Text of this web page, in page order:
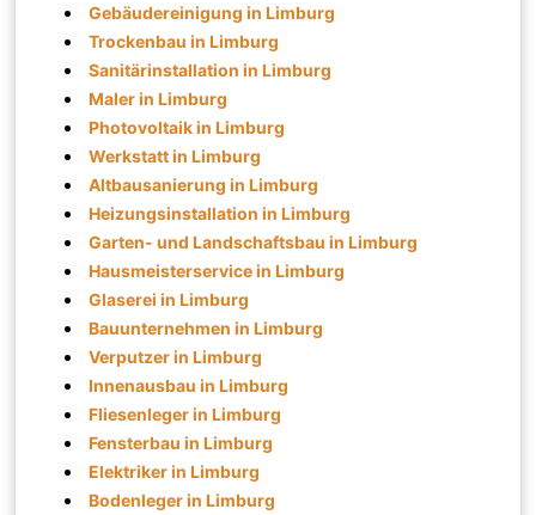
Gebäudereinigung in Limburg
Trockenbau in Limburg
Sanitärinstallation in Limburg
Maler in Limburg
Photovoltaik in Limburg
Werkstatt in Limburg
Altbausanierung in Limburg
Heizungsinstallation in Limburg
Garten- und Landschaftsbau in Limburg
Hausmeisterservice in Limburg
Glaserei in Limburg
Bauunternehmen in Limburg
Verputzer in Limburg
Innenausbau in Limburg
Fliesenleger in Limburg
Fensterbau in Limburg
Elektriker in Limburg
Bodenleger in Limburg